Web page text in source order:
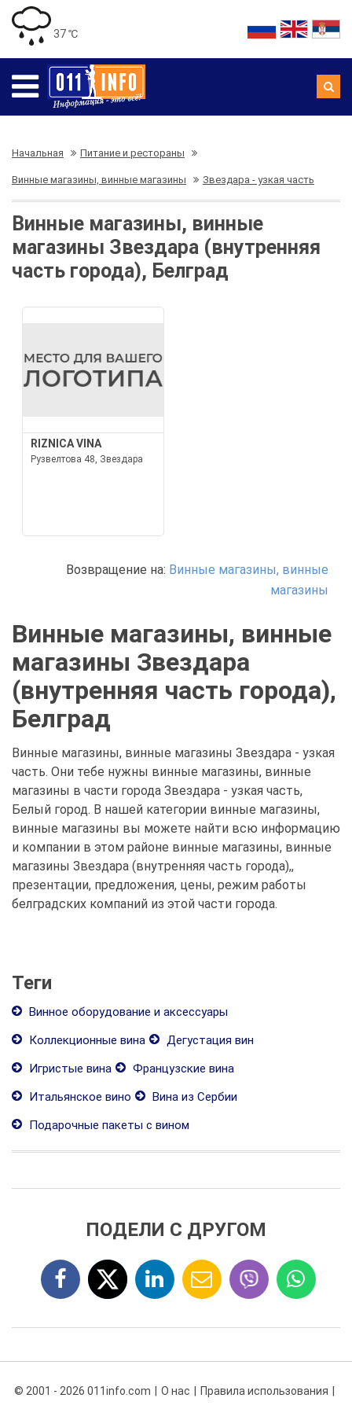
37 ℃
Начальная Питание и рестораны
Винные магазины, винные магазины Звездара - узкая часть
Винные магазины, винные
магазины Звездара (внутренняя
часть города), Белград
RIZNICA VINA
Рузвелтова 48, Звездара
Возвращение на: Винные магазины, винные
магазины
Винные магазины, винные
магазины Звездара
(внутренняя часть города),
Белград
Винные магазины, винные магазины Звездара - узкая
часть. Они тебе нужны винные магазины, винные
магазины в части города Звездара - узкая часть,
Белый город. В нашей категории винные магазины,
винные магазины вы можете найти всю информацию
и компании в этом районе винные магазины, винные
магазины Звездара (внутренняя часть города),,
презентации, предложения, цены, режим работы
белградских компаний из этой части города.
Теги
Винное оборудование и аксессуары
Коллекционные вина
Дегустация вин
Игристые вина
Французские вина
Итальянское вино
Вина из Сербии
Подарочные пакеты с вином
ПОДЕЛИ С ДРУГОМ
© 2001 - 2026 011info.com О нас Правила использования